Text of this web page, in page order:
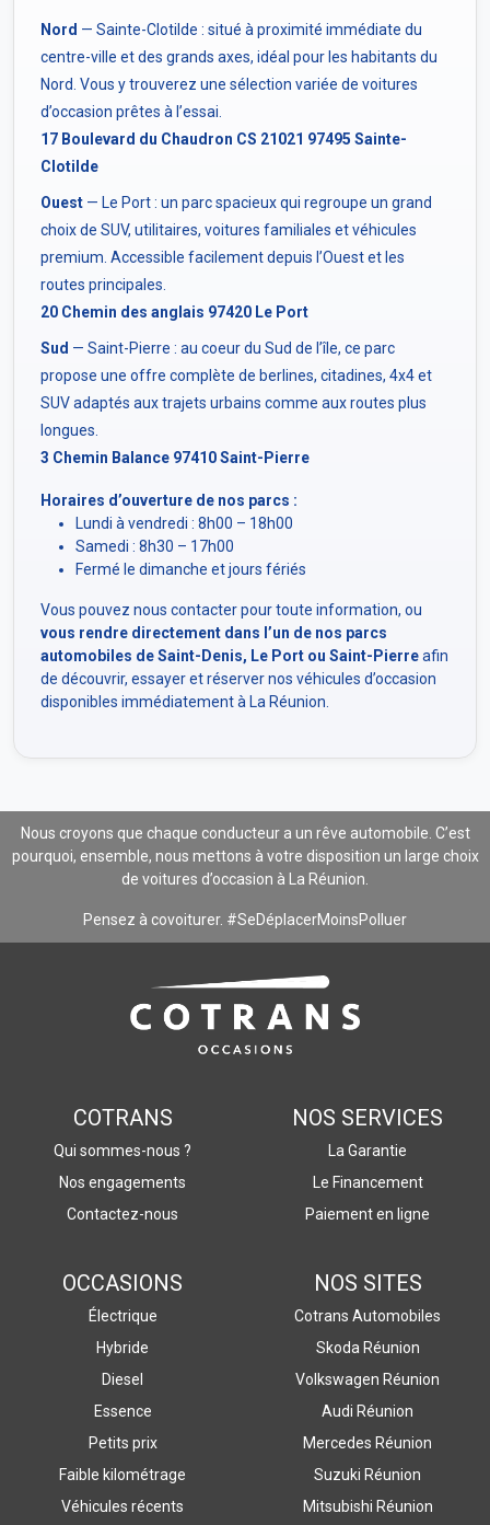
Nord — Sainte-Clotilde : situé à proximité immédiate du
centre-ville et des grands axes, idéal pour les habitants du
Nord. Vous y trouverez une sélection variée de voitures
d’occasion prêtes à l’essai.
17 Boulevard du Chaudron CS 21021 97495 Sainte-
Clotilde
Ouest — Le Port : un parc spacieux qui regroupe un grand
choix de SUV, utilitaires, voitures familiales et véhicules
premium. Accessible facilement depuis l’Ouest et les
routes principales.
20 Chemin des anglais 97420 Le Port
Sud — Saint-Pierre : au coeur du Sud de l’île, ce parc
propose une offre complète de berlines, citadines, 4x4 et
SUV adaptés aux trajets urbains comme aux routes plus
longues.
3 Chemin Balance 97410 Saint-Pierre
Horaires d’ouverture de nos parcs :
Lundi à vendredi : 8h00 – 18h00
Samedi : 8h30 – 17h00
Fermé le dimanche et jours fériés
Vous pouvez nous contacter pour toute information, ou
vous rendre directement dans l’un de nos parcs
automobiles de Saint-Denis, Le Port ou Saint-Pierreafin
de découvrir, essayer et réserver nos véhicules d’occasion
disponibles immédiatement à La Réunion.
Nous croyons que chaque conducteur a un rêve automobile. C’est
pourquoi, ensemble, nous mettons à votre disposition un large choix
de voitures d’occasion à La Réunion.
Pensez à covoiturer. #SeDéplacerMoinsPolluer
COTRANS
Qui sommes-nous ?
Nos engagements
Contactez-nous
NOS SERVICES
La Garantie
Le Financement
Paiement en ligne
OCCASIONS
Électrique
Hybride
Diesel
Essence
Petits prix
Faible kilométrage
Véhicules récents
NOS SITES
Cotrans Automobiles
Skoda Réunion
Volkswagen Réunion
Audi Réunion
Mercedes Réunion
Suzuki Réunion
Mitsubishi Réunion